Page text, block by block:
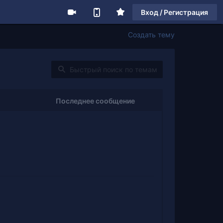
Вход / Регистрация
Создать тему
Последнее сообщение